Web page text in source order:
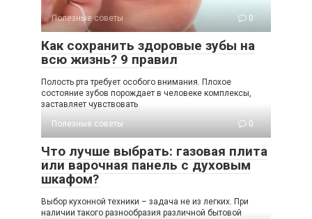
Полезные советы 0
Как сохранить здоровые зубы на
всю жизнь? 9 правил
Полость рта требует особого внимания. Плохое
состояние зубов порождает в человеке комплексы,
заставляет чувствовать
Полезные советы
0
Что лучше выбрать: газовая плита
или варочная панель с духовым
шкафом?
Выбор кухонной техники – задача не из легких. При
наличии такого разнообразия различной бытовой